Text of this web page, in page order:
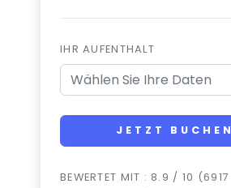
IHR AUFENTHALT
JETZT BUCHEN
BEWERTET MIT : 8.9 / 10 (6917